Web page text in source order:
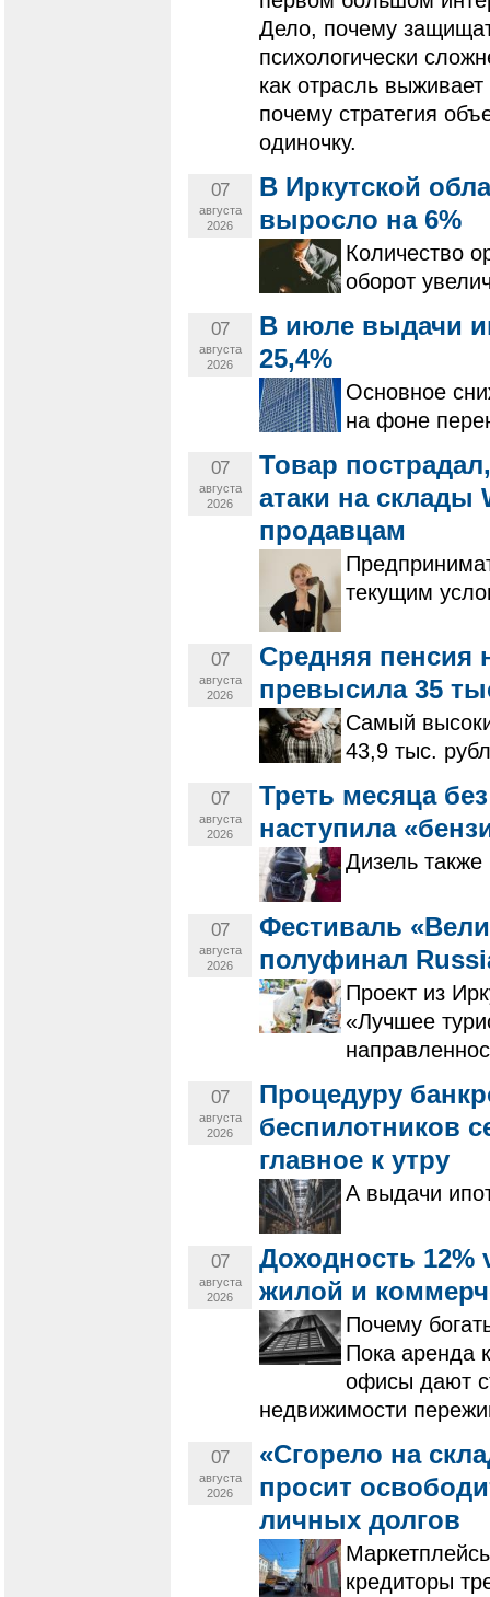
Дело, почему
психологически
как отрасль
почему стратегия
одиночку.
07
августа
2026
В Иркутской
выросло на 6%
Количество
оборот
07
августа
2026
В июле выдачи
25,4%
Основное
на фоне
07
августа
2026
Товар
атаки на склады
продавцам
текущим
07
августа
2026
Средняя пенсия
превысила 35
Самый
43,9 тыс.
07
августа
2026
Треть месяца
наступила
Дизель
07
августа
2026
Фестиваль
полуфинал
Проект из
«Лучшее
07
августа
2026
Процедуру
беспилотников
главное к утру
А выдачи
07
августа
2026
Доходность 12%
жилой и
Почему
Пока аренда
офисы дают
недвижимости
07
августа
2026
«Сгорело на
просит
личных долгов
кредиторы